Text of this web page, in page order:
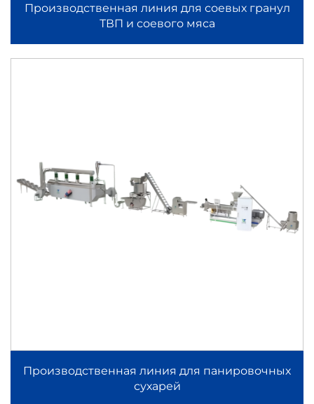
Производственная линия для соевых гранул
ТВП и соевого мяса
Производственная линия для панировочных
сухарей